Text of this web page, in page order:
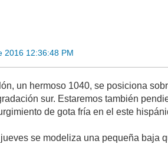
2016 12:36:48 PM
un hermoso 1040, se posiciona
sur. Estaremos también
de gota fría en el este
se modeliza una pequeña baja